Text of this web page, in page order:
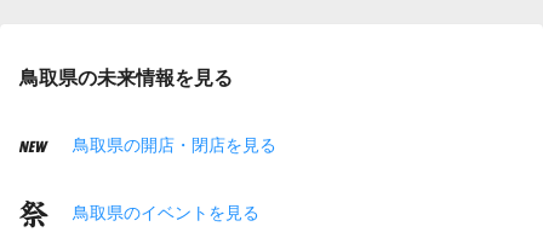
鳥取県の未来情報を見る
鳥取県の開店・閉店を見る
鳥取県のイベントを見る